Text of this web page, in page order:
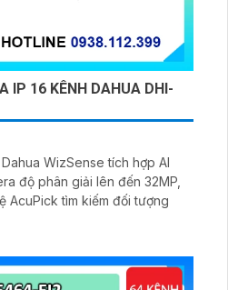
IP 16 KÊNH DAHUA DHI-
WizSense tích hợp AI
độ phân giải lên đến 32MP,
AcuPick tìm kiếm đối tượng